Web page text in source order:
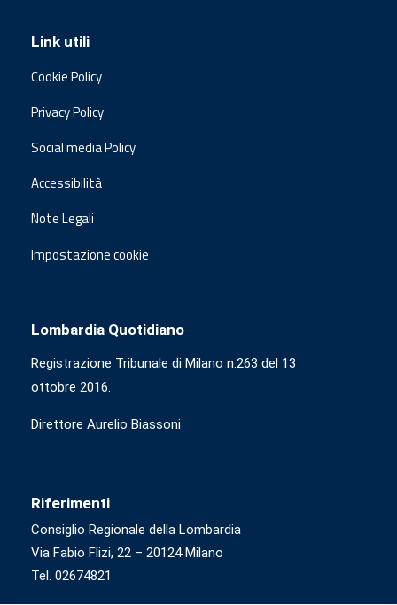
Link utili
Cookie Policy
Privacy Policy
Social media Policy
Accessibilità
Note Legali
Impostazione cookie
Lombardia Quotidiano
Registrazione Tribunale di Milano n.263 del 13
ottobre 2016.
Direttore Aurelio Biassoni
Riferimenti
Consiglio Regionale della Lombardia
Via Fabio Flizi, 22 – 20124 Milano
Tel. 02674821